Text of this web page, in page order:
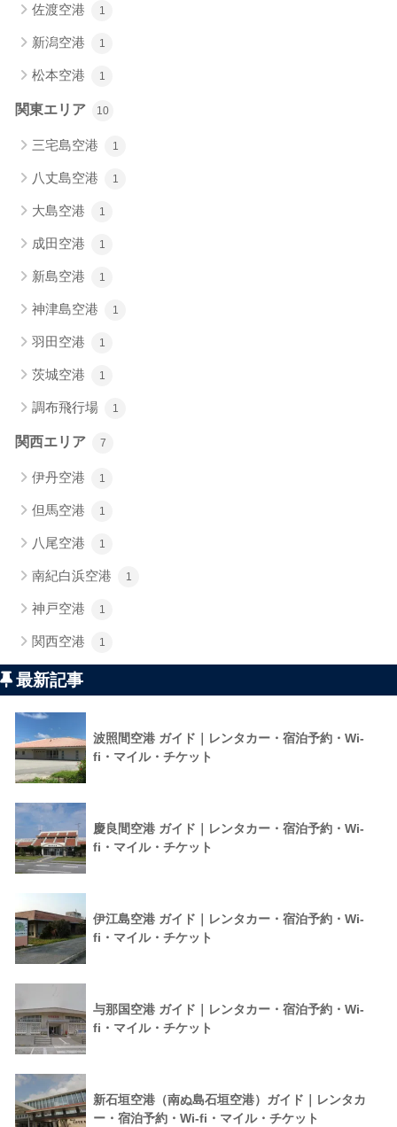
佐渡空港 1
新潟空港 1
松本空港 1
関東エリア 10
三宅島空港 1
八丈島空港 1
大島空港 1
成田空港 1
新島空港 1
神津島空港 1
羽田空港 1
茨城空港 1
調布飛行場 1
関西エリア 7
伊丹空港 1
但馬空港 1
八尾空港 1
南紀白浜空港 1
神戸空港 1
関西空港 1
最新記事
波照間空港 ガイド｜レンタカー・宿泊予約・Wi-
fi・マイル・チケット
慶良間空港 ガイド｜レンタカー・宿泊予約・Wi-
fi・マイル・チケット
伊江島空港 ガイド｜レンタカー・宿泊予約・Wi-
fi・マイル・チケット
与那国空港 ガイド｜レンタカー・宿泊予約・Wi-
fi・マイル・チケット
新石垣空港（南ぬ島石垣空港）ガイド｜レンタカ
ー・宿泊予約・Wi-fi・マイル・チケット